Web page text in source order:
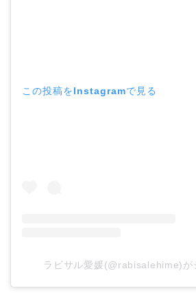
この投稿をInstagramで見る
ラビサル愛媛(@rabisalehime)が